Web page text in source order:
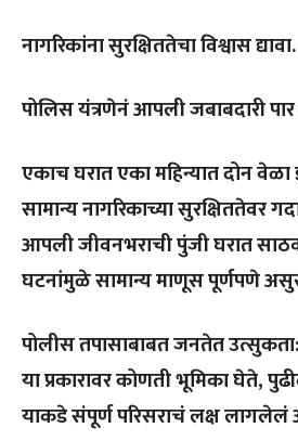
नागरिकांनासुरक्षिततेचाविश्वासद्यावा.
पोलिसयंत्रणेनंआपलीजबाबदारीपार
एकाचघरातएकामहिन्यातदोनवेळा
सामान्यनागरिकाच्यासुरक्षिततेवर
आपलीजीवनभराचीपुंजीघरात
घटनांमुळेसामान्यमाणूसपूर्णपणे
पोलीसतपासाबाबतजनतेतउत्सुकता:
याप्रकारावरकोणतीभूमिकाघेते,
याकडेसंपूर्णपरिसराचंलक्षलागलेलं